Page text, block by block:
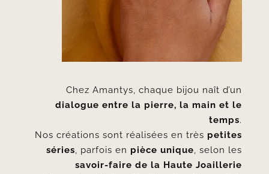
Chez Amantys, chaque bijou naît d’un
dialogue entre la pierre, la main et le
temps.
Nos créations sont réalisées en très petites
séries, parfois en pièce unique, selon les
savoir-faire de la Haute Joaillerie